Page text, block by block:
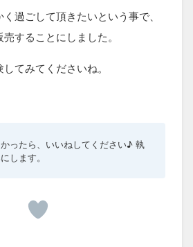
過ごして頂きたいという事で、
することにしました。
てみてくださいね。